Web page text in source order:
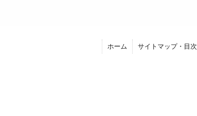
ホーム サイトマップ・目次